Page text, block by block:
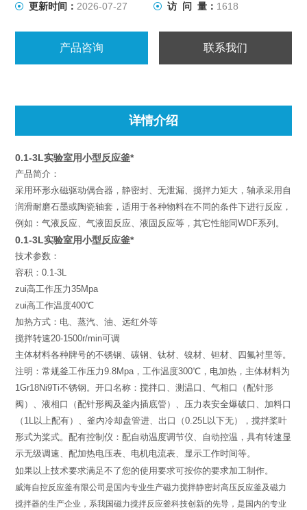
更新时间： 2026-07-27 访 问 量： 1618
产品咨询 联系我们
详情介绍
0.1-3L实验室用小型反应釜*
产品简介：
采用环形永磁驱动偶合器，静密封、无泄漏、搅拌力矩大，轴承采用自
润滑耐磨石墨或陶瓷轴套，适用于各种物料在不同的条件下进行反应，
例如：气液反应、气液固反应、液固反应等，其它性能同WDF系列。
0.1-3L实验室用小型反应釜*
技术参数：
容积：0.1-3L
zui高工作压力35Mpa
zui高工作温度400℃
加热方式：电、蒸汽、油、远红外等
搅拌转速20-1500r/min可调
主体材料各种牌号的不锈钢、碳钢、钛材、镍材、钽材、四氟衬里等。
注明：常规釜工作压力9.8Mpa，工作温度300℃，电加热，主体材料为
1Gr18Ni9Ti不锈钢。开口名称：搅拌口、测温口、气相口（配针形
阀）、液相口（配针形阀及釜内插底管）、压力表安全爆破口、加料口
（1L以上配有）、釜内冷却盘管进、出口（0.25L以下无），搅拌桨叶
形式为桨式。配有控制仪：配自动温度调节仪、自动控温，具有转速显
示无级调速、配加热电压表、电机电流表、显示工作时间等。
如果以上技术要求满足不了您的使用要求可按你的要求加工制作。
威海自控反应釜有限公司是国内专业生产磁力搅拌静密封高压反应釜及磁力
搅拌器的生产企业，系我国磁力搅拌反应釜科技创新的先导，是国内的专业